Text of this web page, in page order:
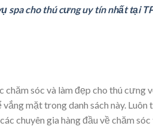
spa cho thú cưng uy tín nhất tại
sóc và làm đẹp cho thú cưng
mặt trong danh sách này.
chuyên gia hàng đầu về chăm